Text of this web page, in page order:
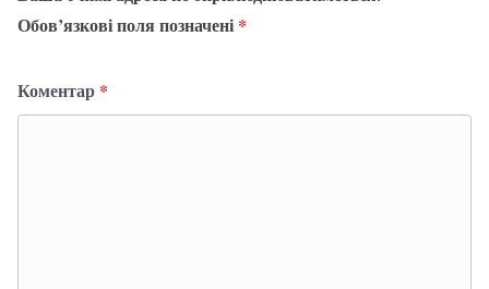
Обов’язкові поля позначені *
Коментар *